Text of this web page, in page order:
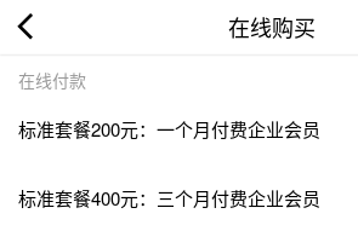
在线购买
在线付款
标准套餐200元：一个月付费企业会员
标准套餐400元：三个月付费企业会员